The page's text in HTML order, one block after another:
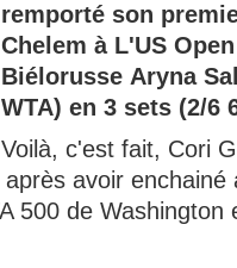
remporté son
Chelem à L'US
Biélorusse Aryna
WTA) en 3 sets (2/6
Voilà, c'est fait, Cori
avoir
500 de Washington